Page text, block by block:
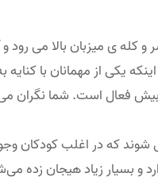
ی میزبان بالا می رود و
یکی از مهمانان با
بیش فعال است. شما نگران
که در اغلب کودکان
زیاد هیجان زده